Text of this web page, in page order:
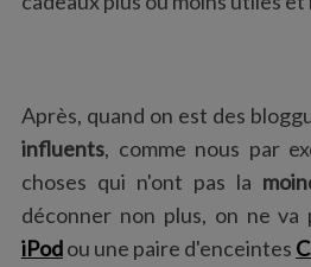
Après, quand on est des
influents, comme nous par
choses qui n'ont pas la
déconner non plus, on ne va
iPodou une paire d'enceintes